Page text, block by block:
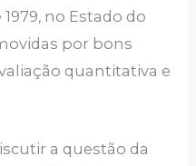
no Estado do
por bons
quantitativa e
a questão da